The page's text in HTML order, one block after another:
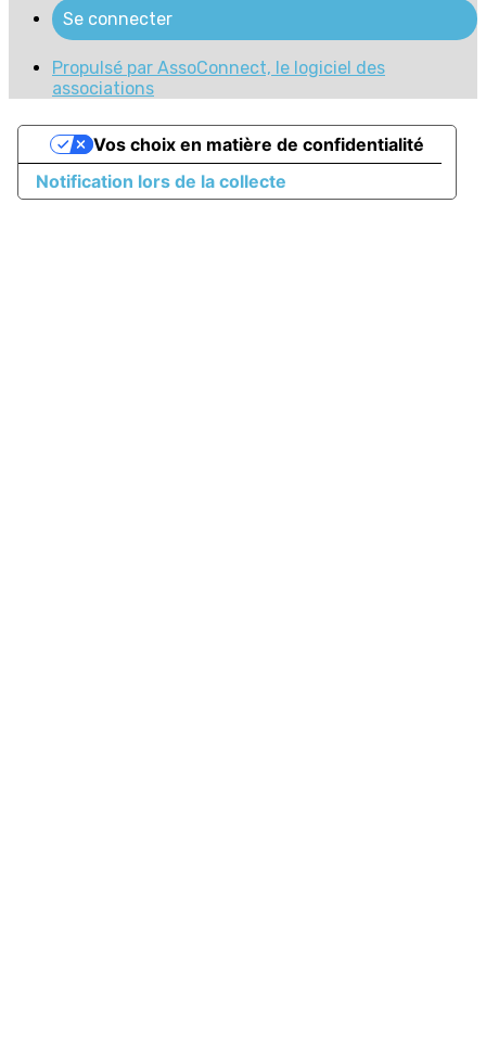
Se connecter
Propulsé par AssoConnect, le logiciel des
associations
Notification lors de la collecte
Vos choix en matière de confidentialité